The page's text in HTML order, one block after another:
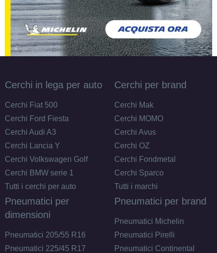
Cerchi in lega per auto
Cerchi Fiat 500
Cerchi Ford Fiesta
Cerchi Audi A3
Cerchi Lancia Y
Cerchi Volkswagen Golf
Cerchi BMW serie 1
Tutti i cerchi per auto
Cerchi per brand
Cerchi Mak
Cerchi MOMO
Cerchi Avus
Cerchi OZ
Cerchi Fondmetal
Cerchi Sparco
Tutti i marchi
Pneumatici per
dimensioni
Pneumatici 205/55 R16
Pneumatici 225/45 R17
Pneumatici per brand
Pneumatici Michelin
Pneumatici Pirelli
Pneumatici Continental